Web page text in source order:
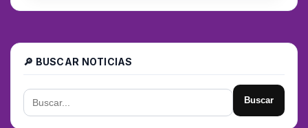
🔎 BUSCAR NOTICIAS
Buscar